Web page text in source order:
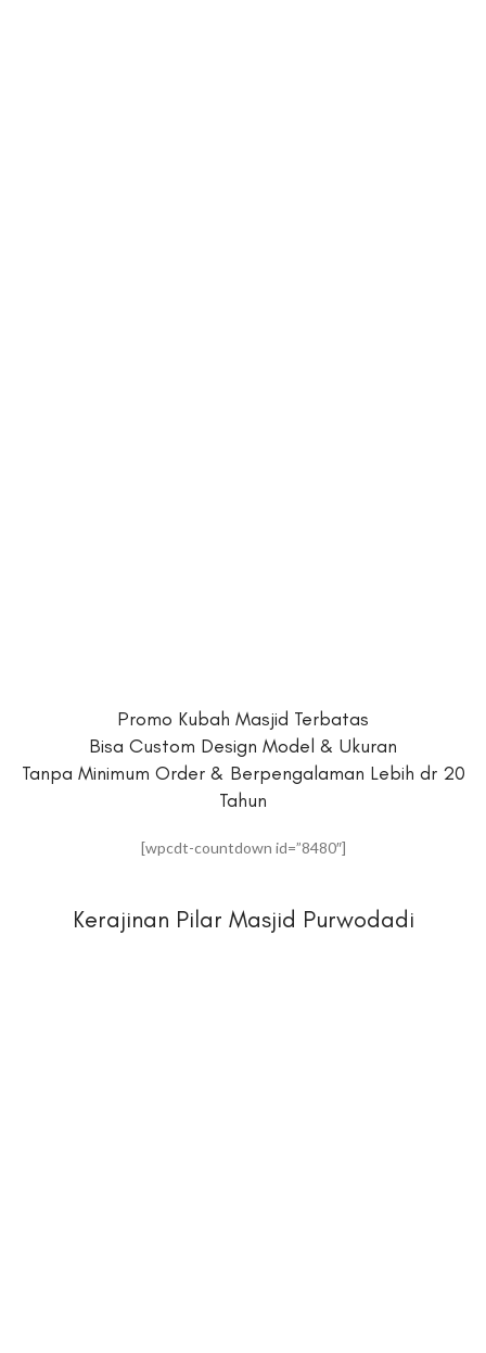
Promo Kubah Masjid Terbatas
Bisa Custom Design Model & Ukuran
Tanpa Minimum Order & Berpengalaman Lebih dr 20
Tahun
[wpcdt-countdown id=”8480″]
Kerajinan Pilar Masjid Purwodadi